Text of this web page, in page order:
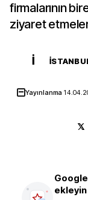
firmalarının
ziyaret
İ
Yayınlanma
ekleyin